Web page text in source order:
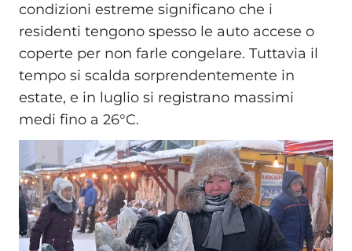
condizioni estreme significano che i
residenti tengono spesso le auto accese o
coperte per non farle congelare. Tuttavia il
tempo si scalda sorprendentemente in
estate, e in luglio si registrano massimi
medi fino a 26°C.